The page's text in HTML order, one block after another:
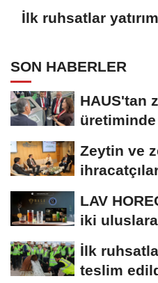
İlk ruhsatlar
SON HABERLER
HAUS'tan
Zeytin ve
LAV
iki
İlk
teslim